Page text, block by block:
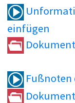
einfügen
Dokument
Dokument